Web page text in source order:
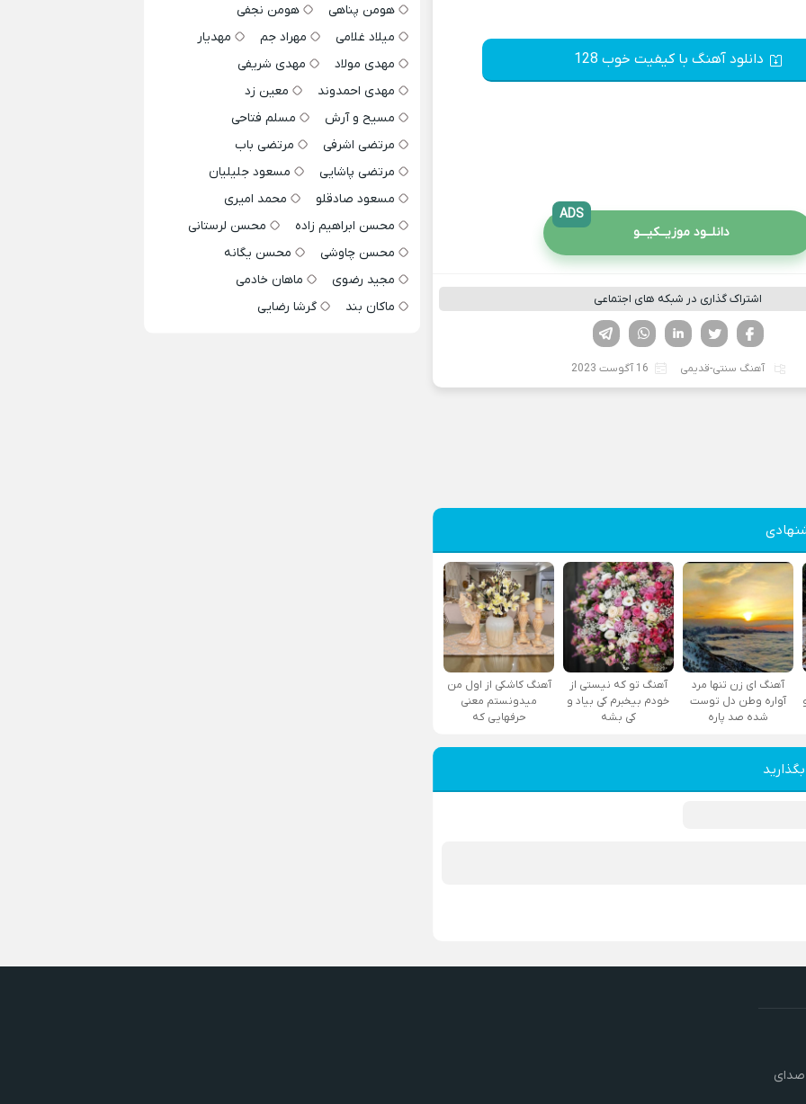
دانلود آهنگ با کیفیت خوب 128
دانلــود موزیــکیـــو
ADS
اشتراک گذاری در شبکه های اجتماعی
لینکدین تویتر
فیسوک
آهنگ سنتی-قدیمی 16 آگوست 2023
آهنگ ای زن تنها مرد
آواره وطن دل توست
شده صد پاره
آهنگ تو که نیستی از
خودم بیخبرم کی بیاد و
کی بشه
آهنگ کاشکی از اول من
میدونستم معنی
حرفهایی که
هومن پناهی
هومن نجفی
میلاد غلامی
مهراد جم
مهدیار
مهدی مولاد
مهدی شریفی
مهدی احمدوند
معین زد
مسیح و آرش
مسلم فتاحی
مرتضی اشرفی
مرتضی باب
مرتضی پاشایی
مسعود جلیلیان
مسعود صادقلو
محمد امیری
محسن ابراهیم زاده
محسن لرستانی
محسن چاوشی
محسن یگانه
مجید رضوی
ماهان خادمی
ماکان بند
گرشا رضایی
صدای